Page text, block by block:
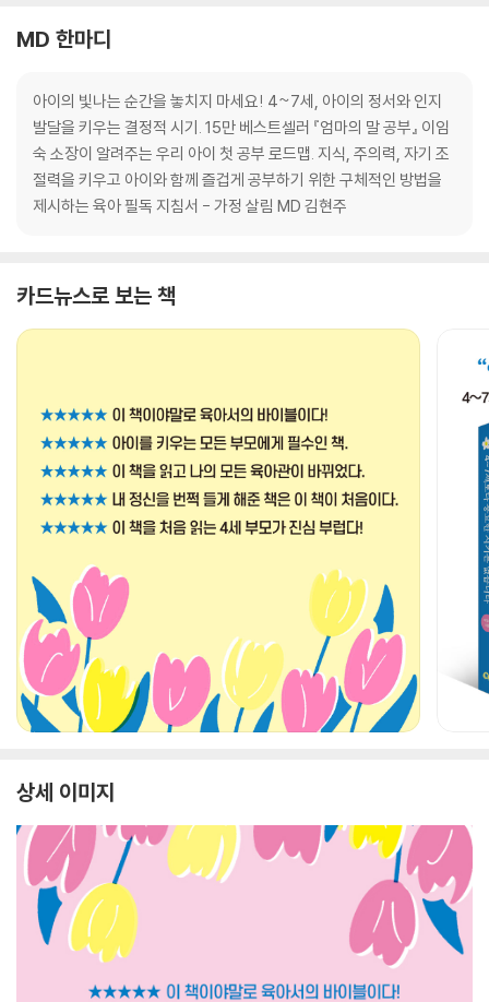
MD 한마디
아이의 빛나는 순간을 놓치지 마세요! 4~7세, 아이의 정서와 인지
발달을 키우는 결정적 시기. 15만 베스트셀러 『엄마의 말 공부』 이임
숙 소장이 알려주는 우리 아이 첫 공부 로드맵. 지식, 주의력, 자기 조
절력을 키우고 아이와 함께 즐겁게 공부하기 위한 구체적인 방법을
제시하는 육아 필독 지침서 - 가정 살림 MD 김현주
카드뉴스로 보는 책
상세 이미지